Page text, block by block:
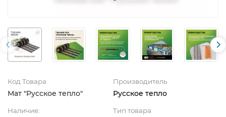
Код Товара
Мат "Русское тепло"
Производитель
Русское тепло
Наличие: Тип товара